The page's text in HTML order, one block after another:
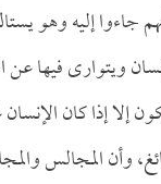
جاءوا إليه وهو
ويتوارى فيها عن
إلا إذا كان
وأن المجالس